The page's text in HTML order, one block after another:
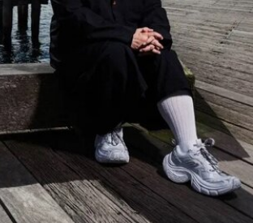
其妻子艾诺·阿尔托共同设计，作
宅。在13项作品中，有5项位于芬
，包括文化之家（House of
活动中心，以及著名的芬兰大厅
，1971），后者兼具会议中心与音
是赛纳察洛市政厅（Säynätsalo
阿尔瓦·阿尔托与艾丽莎·阿尔托于
。艾诺于1949年去世后，阿尔瓦